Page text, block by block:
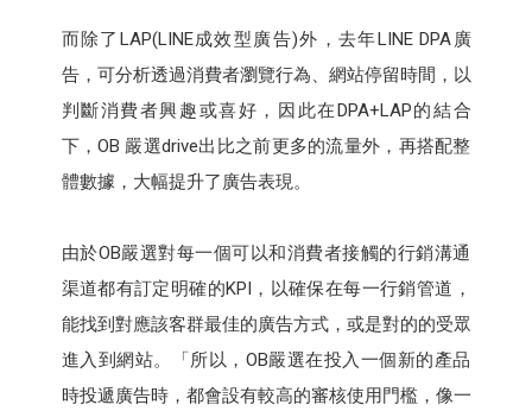
而除了LAP(LINE成效型廣告)外，去年LINE DPA廣
告，可分析透過消費者瀏覽行為、網站停留時間，以
判斷消費者興趣或喜好，因此在DPA+LAP的結合
下，OB 嚴選drive出比之前更多的流量外，再搭配整
體數據，大幅提升了廣告表現。
由於OB嚴選對每一個可以和消費者接觸的行銷溝通
渠道都有訂定明確的KPI，以確保在每一行銷管道，
能找到對應該客群最佳的廣告方式，或是對的的受眾
進入到網站。「所以，OB嚴選在投入一個新的產品
時投遞廣告時，都會設有較高的審核使用門檻，像一